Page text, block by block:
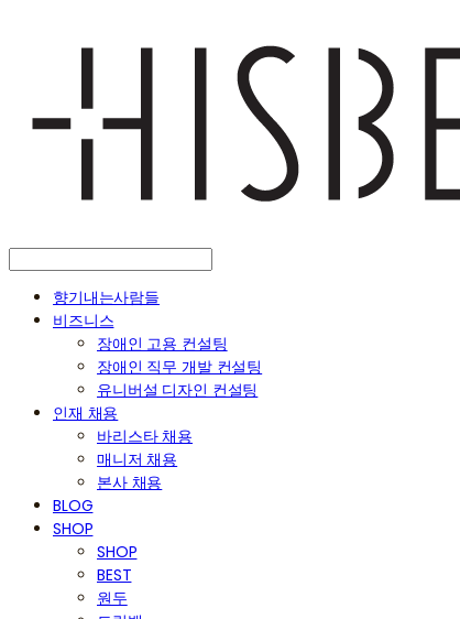
향기내는사람들
비즈니스
장애인 고용 컨설팅
장애인 직무 개발 컨설팅
유니버설 디자인 컨설팅
인재 채용
바리스타 채용
매니저 채용
본사 채용
BLOG
SHOP
SHOP
BEST
원두